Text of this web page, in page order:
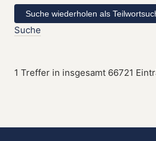
Suche
1 Treffer in insgesamt 66721